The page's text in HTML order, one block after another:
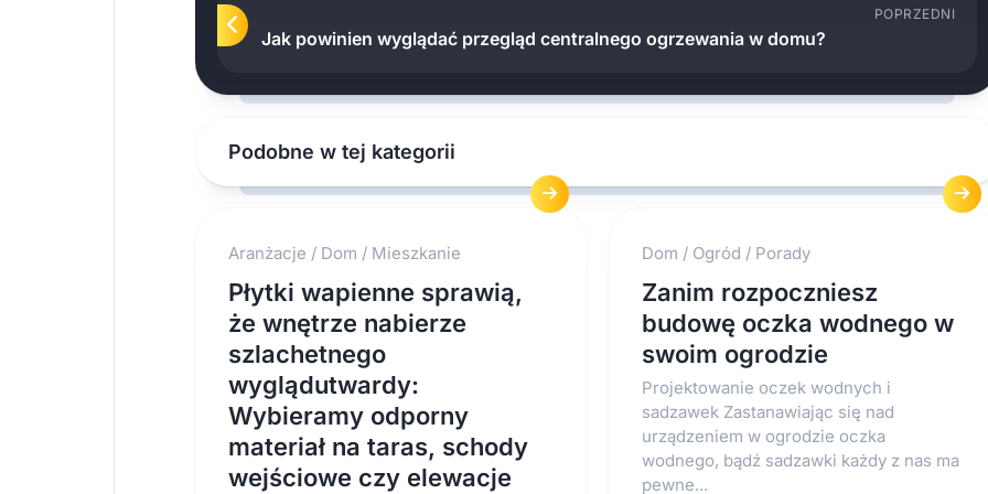
POPRZEDNI
Jak powinien wyglądać przegląd centralnego ogrzewania w domu?
Podobne w tej kategorii
Aranżacje / Dom / Mieszkanie
Płytki wapienne sprawią,
że wnętrze nabierze
szlachetnego
wyglądutwardy:
Wybieramy odporny
materiał na taras, schody
wejściowe czy elewacje
Dom / Ogród / Porady
Zanim rozpoczniesz
budowę oczka wodnego w
swoim ogrodzie
Projektowanie oczek wodnych i
sadzawek Zastanawiając się nad
urządzeniem w ogrodzie oczka
wodnego, bądź sadzawki każdy z nas ma
pewne...